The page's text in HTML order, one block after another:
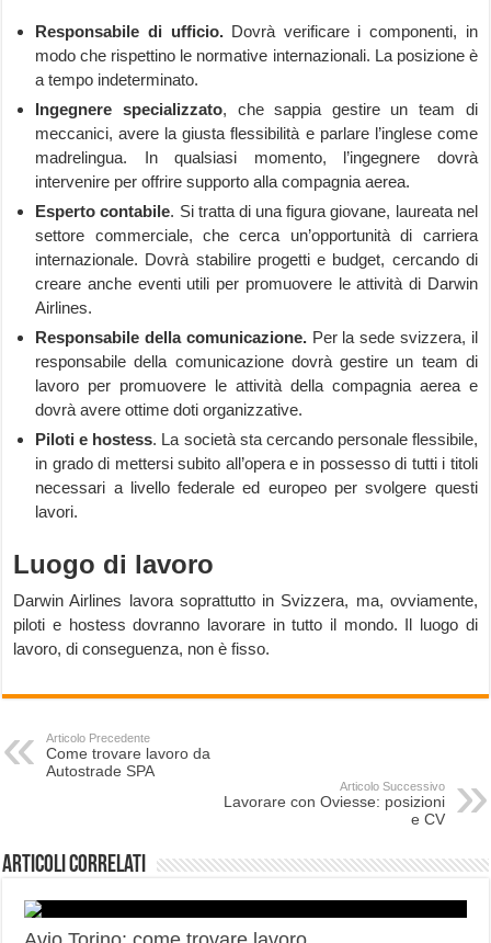
Responsabile di ufficio.Dovrà verificare i componenti, in
modo che rispettino le normative internazionali. La posizione è
a tempo indeterminato.
Ingegnere specializzato, che sappia gestire un team di
meccanici, avere la giusta flessibilità e parlare l’inglese come
madrelingua. In qualsiasi momento, l’ingegnere dovrà
intervenire per offrire supporto alla compagnia aerea.
Esperto contabile. Si tratta di una figura giovane, laureata nel
settore commerciale, che cerca un’opportunità di carriera
internazionale. Dovrà stabilire progetti e budget, cercando di
creare anche eventi utili per promuovere le attività di Darwin
Airlines.
Responsabile della comunicazione.Per la sede svizzera, il
responsabile della comunicazione dovrà gestire un team di
lavoro per promuovere le attività della compagnia aerea e
dovrà avere ottime doti organizzative.
Piloti e hostess. La società sta cercando personale flessibile,
in grado di mettersi subito all’opera e in possesso di tutti i titoli
necessari a livello federale ed europeo per svolgere questi
lavori.
Luogo di lavoro
Darwin Airlines lavora soprattutto in Svizzera, ma, ovviamente,
piloti e hostess dovranno lavorare in tutto il mondo. Il luogo di
lavoro, di conseguenza, non è fisso.
Articolo Precedente
Come trovare lavoro da
Autostrade SPA
Articolo Successivo
Lavorare con Oviesse: posizioni
e CV
Articoli correlati